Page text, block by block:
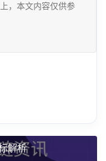
，本文内容仅供参
解析